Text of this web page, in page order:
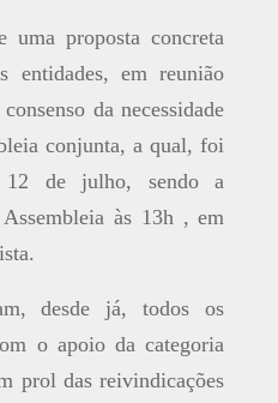
proposta concreta
entidades, em reunião
da necessidade
conjunta, a qual, foi
de julho, sendo a
às 13h , em
desde já, todos os
o apoio da categoria
prol das reivindicações